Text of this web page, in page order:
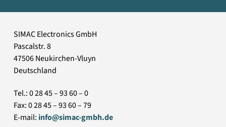
SIMAC Electronics GmbH
Pascalstr. 8
47506 Neukirchen-Vluyn
Deutschland
Tel.: 0 28 45 – 93 60 – 0
Fax: 0 28 45 – 93 60 – 79
E-mail: info@simac-gmbh.de